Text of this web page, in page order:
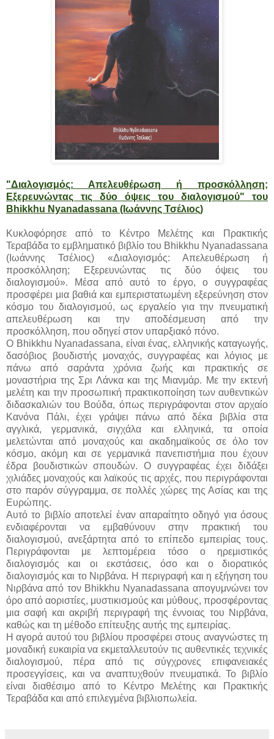
"Διαλογισμός: Απελευθέρωση ή προσκόλληση;
Εξερευνώντας τις δύο όψεις του διαλογισμού" του
Bhikkhu Nyanadassana (Ιωάννης Τσέλιος)
Κυκλοφόρησε από το Κέντρο Μελέτης και Πρακτικής
Τεραβάδα το εμβληματικό βιβλίο του Bhikkhu Nyanadassana
(Ιωάννης Τσέλιος) «Διαλογισμός: Απελευθέρωση ή
προσκόλληση; Εξερευνώντας τις δύο όψεις του
διαλογισμού». Μέσα από αυτό το έργο, ο συγγραφέας
προσφέρει μια βαθιά και εμπεριστατωμένη εξερεύνηση στον
κόσμο του διαλογισμού, ως εργαλείο για την πνευματική
απελευθέρωση και την αποδέσμευση από την
προσκόλληση, που οδηγεί στον υπαρξιακό πόνο.
Ο Bhikkhu Nyanadassana, είναι ένας, ελληνικής καταγωγής,
δασόβιος βουδιστής μοναχός, συγγραφέας και λόγιος με
πάνω από σαράντα χρόνια ζωής και πρακτικής σε
μοναστήρια της Σρι Λάνκα και της Μιανμάρ. Με την εκτενή
μελέτη και την προσωπική πρακτικοποίηση των αυθεντικών
διδασκαλιών του Βούδα, όπως περιγράφονται στον αρχαίο
Κανόνα Πάλι, έχει γράψει πάνω από δέκα βιβλία στα
αγγλικά, γερμανικά, σιγχάλα και ελληνικά, τα οποία
μελετώνται από μοναχούς και ακαδημαϊκούς σε όλο τον
κόσμο, ακόμη και σε γερμανικά πανεπιστήμια που έχουν
έδρα βουδιστικών σπουδών. Ο συγγραφέας έχει διδάξει
χιλιάδες μοναχούς και λαϊκούς τις αρχές, που περιγράφονται
στο παρόν σύγγραμμα, σε πολλές χώρες της Ασίας και της
Ευρώπης.
Αυτό το βιβλίο αποτελεί έναν απαραίτητο οδηγό για όσους
ενδιαφέρονται να εμβαθύνουν στην πρακτική του
διαλογισμού, ανεξάρτητα από το επίπεδο εμπειρίας τους.
Περιγράφονται με λεπτομέρεια τόσο ο ηρεμιστικός
διαλογισμός και οι εκστάσεις, όσο και ο διορατικός
διαλογισμός και το Νιρβάνα. Η περιγραφή και η εξήγηση του
Νιρβάνα από τον Bhikkhu Nyanadassana απογυμνώνει τον
όρο από αοριστίες, μυστικισμούς και μύθους, προσφέροντας
μια σαφή και ακριβή περιγραφή της έννοιας του Νιρβάνα,
καθώς και τη μέθοδο επίτευξης αυτής της εμπειρίας.
Η αγορά αυτού του βιβλίου προσφέρει στους αναγνώστες τη
μοναδική ευκαιρία να εκμεταλλευτούν τις αυθεντικές τεχνικές
διαλογισμού, πέρα από τις σύγχρονες επιφανειακές
προσεγγίσεις, και να αναπτυχθούν πνευματικά. Το βιβλίο
είναι διαθέσιμο από το Κέντρο Μελέτης και Πρακτικής
Τεραβάδα και από επιλεγμένα βιβλιοπωλεία.